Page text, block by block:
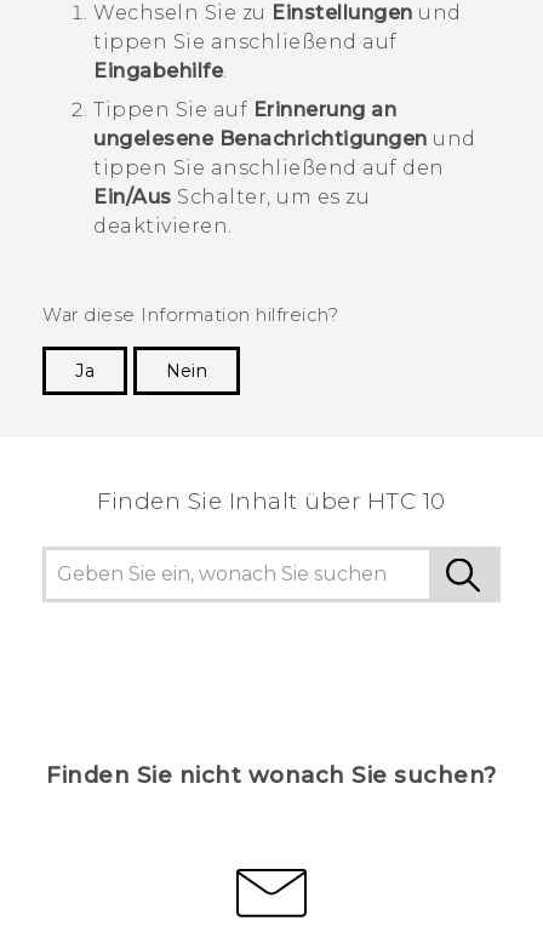
Wechseln Sie zu Einstellungen und
tippen Sie anschließend auf
Eingabehilfe.
Tippen Sie auf Erinnerung an
ungelesene Benachrichtigungen und
tippen Sie anschließend auf den
Ein/Aus Schalter, um es zu
deaktivieren.
War diese Information hilfreich?
Ja
Nein
Finden Sie Inhalt über‎ HTC 10
Finden Sie nicht wonach Sie suchen?